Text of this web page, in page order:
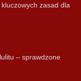
zasad dla
– sprawdzone